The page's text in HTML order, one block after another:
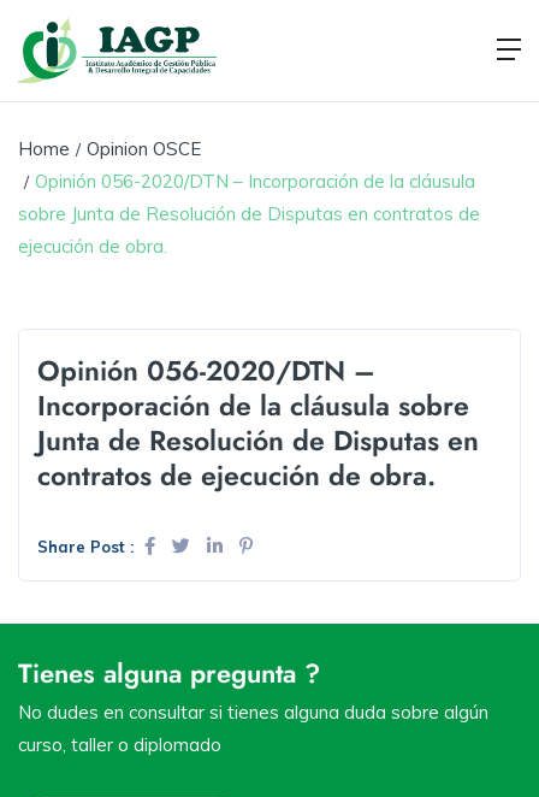
Home
Opinion OSCE
Opinión 056-2020/DTN – Incorporación de la cláusula
sobre Junta de Resolución de Disputas en contratos de
ejecución de obra.
Opinión 056-2020/DTN –
Incorporación de la cláusula sobre
Junta de Resolución de Disputas en
contratos de ejecución de obra.
Share Post :
Tienes alguna pregunta ?
No dudes en consultar si tienes alguna duda sobre algún
curso, taller o diplomado